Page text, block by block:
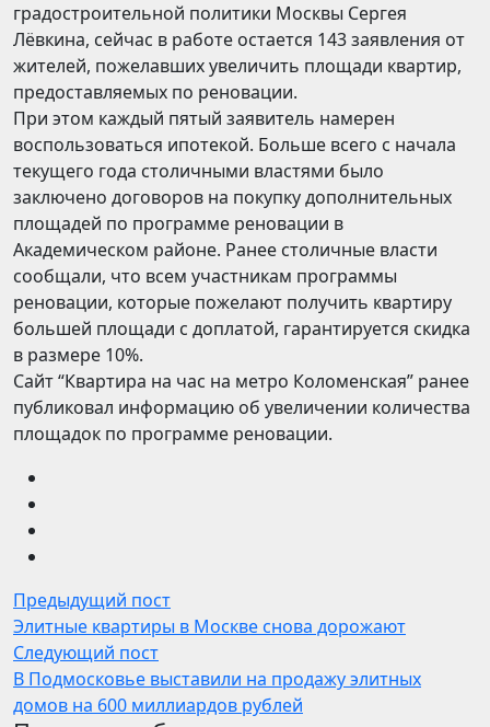
градостроительной политики Москвы Сергея
Лёвкина, сейчас в работе остается 143 заявления от
жителей, пожелавших увеличить площади квартир,
предоставляемых по реновации.
При этом каждый пятый заявитель намерен
воспользоваться ипотекой. Больше всего с начала
текущего года столичными властями было
заключено договоров на покупку дополнительных
площадей по программе реновации в
Академическом районе. Ранее столичные власти
сообщали, что всем участникам программы
реновации, которые пожелают получить квартиру
большей площади с доплатой, гарантируется скидка
в размере 10%.
Сайт “Квартира на час на метро Коломенская” ранее
публиковал информацию об увеличении количества
площадок по программе реновации.
Предыдущий пост
Элитные квартиры в Москве снова дорожают
Следующий пост
В Подмосковье выставили на продажу элитных
домов на 600 миллиардов рублей